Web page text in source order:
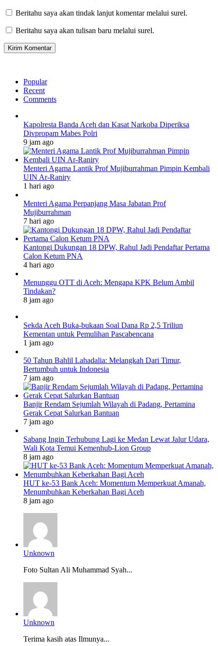
Beritahu saya akan tindak lanjut komentar melalui surel.
Beritahu saya akan tulisan baru melalui surel.
Popular
Recent
Comments
Kapolresta Banda Aceh dan Kasat Narkoba Diperiksa
Divpropam Mabes Polri
9 jam ago
Menteri Agama Lantik Prof Mujiburrahman Pimpin Kembali
UIN Ar-Raniry
1 hari ago
Menteri Agama Perpanjang Masa Jabatan Prof
Mujiburrahman
7 hari ago
Kantongi Dukungan 18 DPW, Rahul Jadi Pendaftar Pertama
Calon Ketum PNA
4 hari ago
Menunggu OTT di Aceh: Mengapa KPK Belum Ambil
Tindakan?
8 jam ago
Sekda Aceh Buka-bukaan Soal Dana Rp 2,5 Triliun
Kementan untuk Pemulihan Pascabencana
1 jam ago
50 Tahun Bahlil Lahadalia: Melangkah Dari Timur,
Bertumbuh untuk Indonesia
7 jam ago
Banjir Rendam Sejumlah Wilayah di Padang, Pertamina
Gerak Cepat Salurkan Bantuan
7 jam ago
Sabang Ingin Terhubung Lagi ke Medan Lewat Jalur Udara,
Wali Kota Temui Kemenhub-Lion Group
8 jam ago
HUT ke-53 Bank Aceh: Momentum Memperkuat Amanah,
Menumbuhkan Keberkahan Bagi Aceh
8 jam ago
Unknown
Foto Sultan Ali Muhammad Syah...
Unknown
Terima kasih atas Ilmunya...